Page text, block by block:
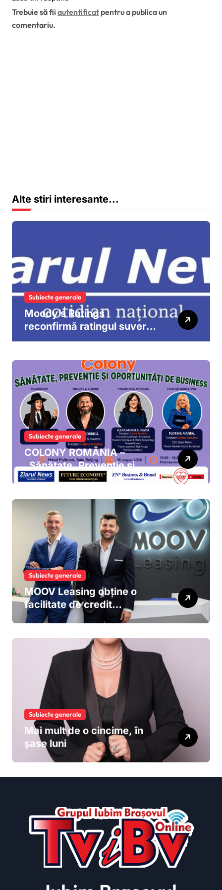
Trebuie să fii autentificat pentru a publica un
comentariu.
Alte stiri interesante...
Subiecte generale
Moody’s Ratings
reconfirmã ratingul suveran
al României la „Baa3”, cu
Subiecte generale
COLONY ROMÂNIA –
„Sănătate, Prevenție și
Oportunități de Business”
Subiecte generale
MOOV Leasing obține o
facilitate de credit
sindicalizat de 187 milioane
dezvoltării și extinderea
leasingului operațional în
România
Subiecte generale
Mai mult de o cincime, în
șase luni